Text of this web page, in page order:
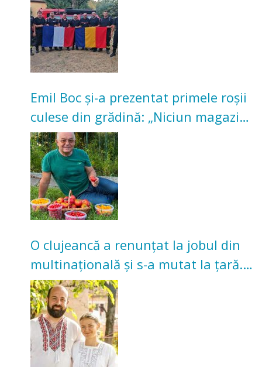
Emil Boc și-a prezentat primele roșii
culese din grădină: „Niciun magazin
nu poate oferi această satisfacție”
O clujeancă a renunțat la jobul din
multinațională și s-a mutat la țară.
Acum cultivă legume în grădina
bunicilor